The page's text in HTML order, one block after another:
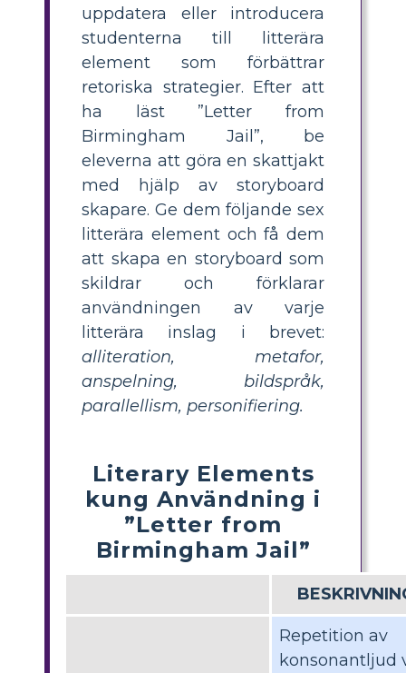
uppdatera eller introducera
studenterna till litterära
element som förbättrar
retoriska strategier. Efter att
ha läst ”Letter from
Birmingham Jail”, be
eleverna att göra en skattjakt
med hjälp av storyboard
skapare. Ge dem följande sex
litterära element och få dem
att skapa en storyboard som
skildrar och förklarar
användningen av varje
litterära inslag i brevet:
alliteration, metafor,
anspelning, bildspråk,
parallellism, personifiering.
Literary Elements
kung Användning i
”Letter from
Birmingham Jail”
Repetition av
konsonantljud